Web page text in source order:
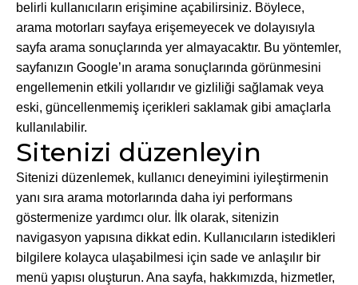
belirli kullanıcıların erişimine açabilirsiniz. Böylece,
arama motorları sayfaya erişemeyecek ve dolayısıyla
sayfa arama sonuçlarında yer almayacaktır. Bu yöntemler,
sayfanızın Google’ın arama sonuçlarında görünmesini
engellemenin etkili yollarıdır ve gizliliği sağlamak veya
eski, güncellenmemiş içerikleri saklamak gibi amaçlarla
kullanılabilir.
Sitenizi düzenleyin
Sitenizi düzenlemek, kullanıcı deneyimini iyileştirmenin
yanı sıra arama motorlarında daha iyi performans
göstermenize yardımcı olur. İlk olarak, sitenizin
navigasyon yapısına dikkat edin. Kullanıcıların istedikleri
bilgilere kolayca ulaşabilmesi için sade ve anlaşılır bir
menü yapısı oluşturun. Ana sayfa, hakkımızda, hizmetler,